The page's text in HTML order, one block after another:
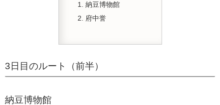
納豆博物館
府中誉
3日目のルート（前半）
納豆博物館